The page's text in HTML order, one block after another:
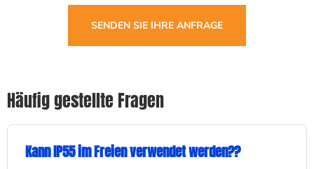
SENDEN SIE IHRE ANFRAGE
Häufig gestellte Fragen
Kann IP55 im Freien verwendet werden??